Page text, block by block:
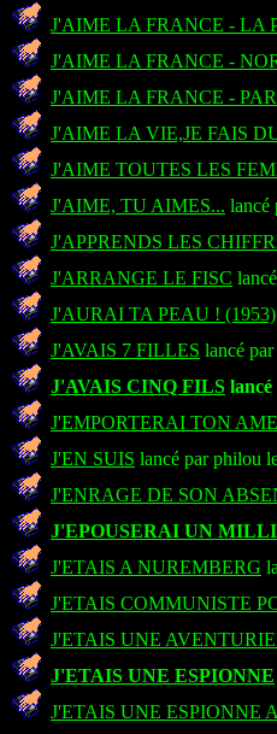
J'AIME LA FRANCE - LA
J'AIME LA FRANCE -
J'AIME LA FRANCE -
J'AIME LA VIE,JE FAIS
J'AIME TOUTES LES
J'AIME, TU AIMES... lancé
J'APPRENDS LES
J'ARRANGE LE FISC
J'AURAI TA PEAU ! (1953)
J'AVAIS 7 FILLES lancé
J'AVAIS CINQ FILS lancé
J'EMPORTERAI TON AME
J'EN SUIS lancé par philou
J'ENRAGE DE SON
J'EPOUSERAI UN
J'ETAIS A NUREMBERG
J'ETAIS COMMUNISTE
J'ETAIS UNE
J'ETAIS UNE ESPIONNE
J'ETAIS UNE ESPIONNE